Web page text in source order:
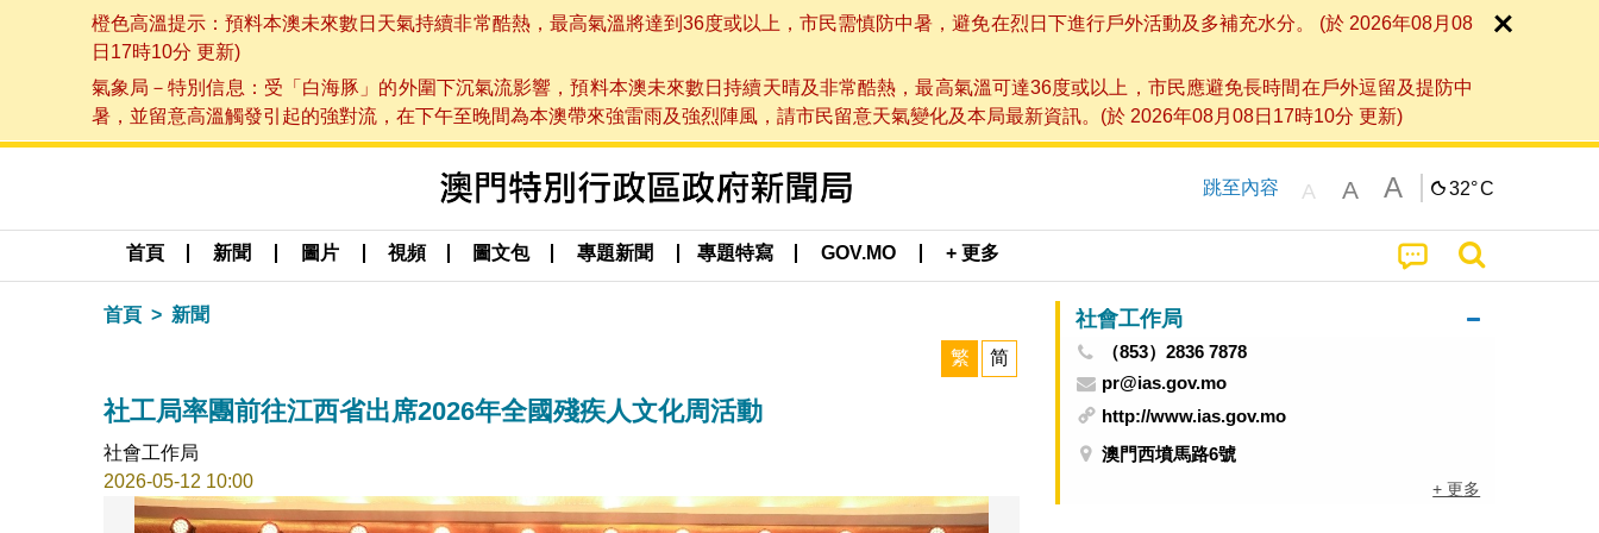
橙色高溫提示：預料本澳未來數日天氣持續非常酷熱，最高氣溫將達到36度或以上，市民需慎防中暑，避免在烈日下進行戶外活動及多補充水分。 (於 2026年08月08
日17時10分 更新)
氣象局－特別信息：受「白海豚」的外圍下沉氣流影響，預料本澳未來數日持續天晴及非常酷熱，最高氣溫可達36度或以上，市民應避免長時間在戶外逗留及提防中
暑，並留意高溫觸發引起的強對流，在下午至晚間為本澳帶來強雷雨及強烈陣風，請市民留意天氣變化及本局最新資訊。(於 2026年08月08日17時10分 更新)
跳至內容 A A A 32°C
首頁 新聞 圖片 視頻 圖文包 專題新聞 專題特寫 GOV.MO + 更多
首頁 新聞
繁 简
社工局率團前往江西省出席2026年全國殘疾人文化周活動
社會工作局
2026-05-12 10:00
社會工作局
（853）2836 7878
pr@ias.gov.mo
http://www.ias.gov.mo
澳門西墳馬路6號
+ 更多